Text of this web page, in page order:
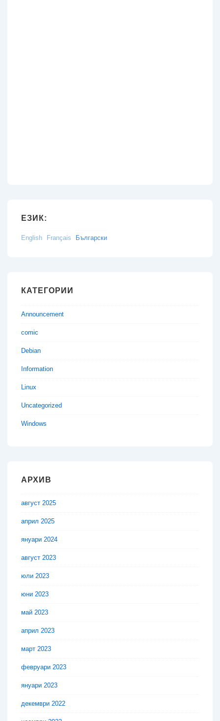
ЕЗИК:
English Français Български
КАТЕГОРИИ
Announcement
comic
Debian
Information
Linux
Uncategorized
Windows
АРХИВ
август 2025
април 2025
януари 2024
август 2023
юли 2023
юни 2023
май 2023
април 2023
март 2023
февруари 2023
януари 2023
декември 2022